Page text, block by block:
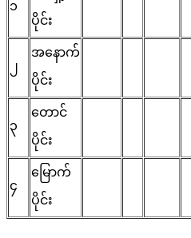
၁
ပိုင်း
၂
အနောက်
ပိုင်း
၃
တောင်
ပိုင်း
၄
မြောက်
ပိုင်း